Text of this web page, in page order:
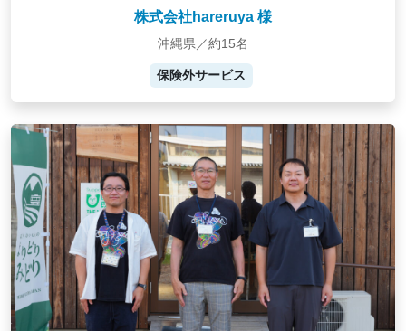
株式会社hareruya 様
沖縄県／約15名
保険外サービス